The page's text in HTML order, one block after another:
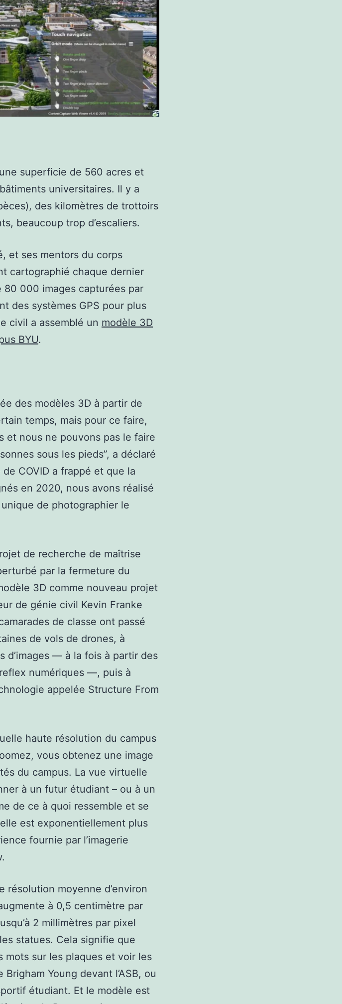
superficie de 560 acres et
universitaires. Il y a
des kilomètres de trottoirs
beaucoup trop d’escaliers.
et ses mentors du corps
cartographié chaque dernier
000 images capturées par
des systèmes GPS pour plus
civil a assemblé un modèle 3D
BYU.
des modèles 3D à partir de
temps, mais pour ce faire,
et nous ne pouvons pas le faire
sous les pieds”, a déclaré
COVID a frappé et que la
en 2020, nous avons réalisé
de photographier le
de recherche de maîtrise
par la fermeture du
3D comme nouveau projet
de génie civil Kevin Franke
de classe ont passé
de vols de drones, à
d’images — à la fois à partir des
numériques —, puis à
appelée Structure From
haute résolution du campus
vous obtenez une image
du campus. La vue virtuelle
à un futur étudiant – ou à un
de ce à quoi ressemble et se
est exponentiellement plus
fournie par l’imagerie
résolution moyenne d’environ
à 0,5 centimètre par
2 millimètres par pixel
statues. Cela signifie que
sur les plaques et voir les
Young devant l’ASB, ou
étudiant. Et le modèle est